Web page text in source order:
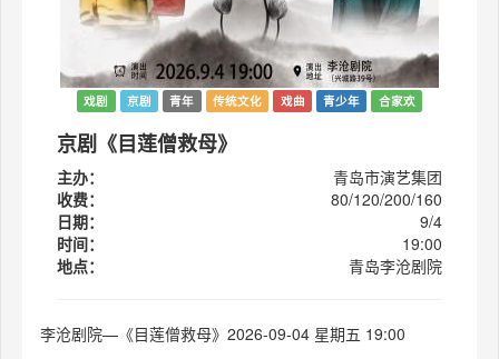
戏剧 京剧 青年 传统文化 戏曲 青少年 合家欢
京剧《目莲僧救母》
主办：
青岛市演艺集团
收费：
80/120/200/160
日期：
9/4
时间：
19:00
地点：
青岛李沧剧院
李沧剧院—《目莲僧救母》2026-09-04 星期五 19:00